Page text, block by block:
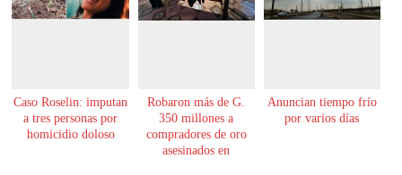
Caso Roselin: imputan
a tres personas por
homicidio doloso
Robaron más de G.
350 millones a
compradores de oro
asesinados en
Anuncian tiempo frío
por varios días